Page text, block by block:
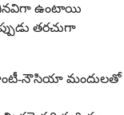
ఉంటాయి
తరచుగా
నౌసియా మందులతో